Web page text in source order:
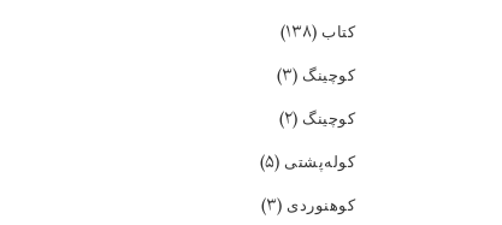
کتاب (۱۳۸)
کوچینگ (۳)
کوچینگ (۲)
کوله‌پشتی (۵)
کوهنوردی (۳)